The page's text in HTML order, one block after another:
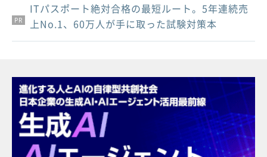
PR
PR
PR
ITパスポート絶対合格の最短ルート。5年連続売
上No.1、60万人が手に取った試験対策本